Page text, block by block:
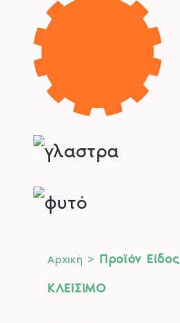
Αρχική > Προϊόν Είδος
ΚΛΕΙΣΙΜΟ